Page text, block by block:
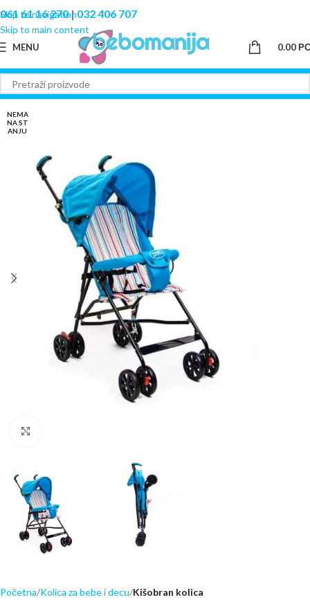
Skip to navigation
Skip to main content
061 61 16 270|032 406 707
MENU 0.00
NEMA
NA ST
ANJU
Početna Kolica za bebe i decu Kišobran kolica